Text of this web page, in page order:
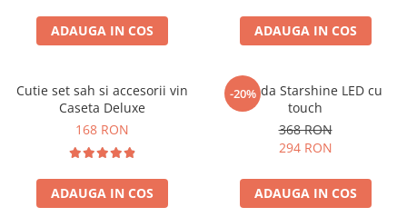
ADAUGA IN COS ADAUGA IN COS
Cutie set sah si accesorii vin
Caseta Deluxe
168 RON
ADAUGA IN COS
-20%
Oglinda Starshine LED cu
touch
368 RON
294 RON
ADAUGA IN COS